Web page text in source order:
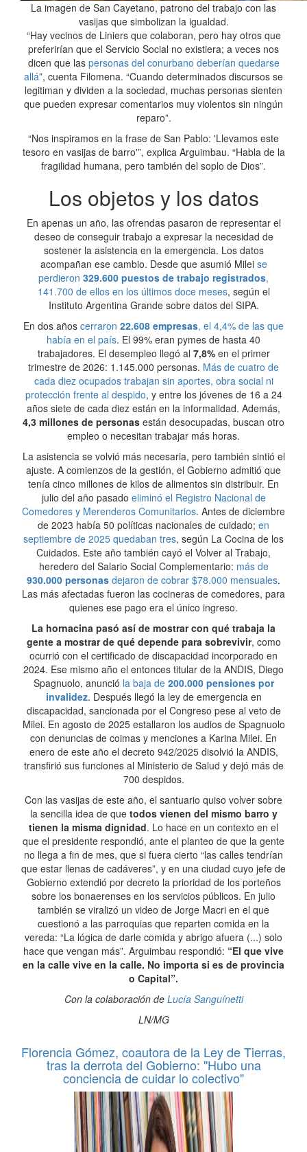
La imagen de San Cayetano, patrono del trabajo con las
vasijas que simbolizan la igualdad.
“Hay vecinos de Liniers que colaboran, pero hay otros que
preferirían que el Servicio Social no existiera; a veces nos
dicen que las personas del conurbano deberían quedarse
allá”, cuenta Filomena. “Cuando determinados discursos se
legitiman y dividen a la sociedad, muchas personas sienten
que pueden expresar comentarios muy violentos sin ningún
reparo”.
“Nos inspiramos en la frase de San Pablo: 'Llevamos este
tesoro en vasijas de barro'”, explica Arguimbau. “Habla de la
fragilidad humana, pero también del soplo de Dios”.
Los objetos y los datos
En apenas un año, las ofrendas pasaron de representar el
deseo de conseguir trabajo a expresar la necesidad de
sostener la asistencia en la emergencia. Los datos
acompañan ese cambio. Desde que asumió Milei se
perdieron 329.600 puestos de trabajo registrados,
141.700 de ellos en los últimos doce meses, según el
Instituto Argentina Grande sobre datos del SIPA.
En dos años cerraron 22.608 empresas, el 4,4% de las que
había en el país. El 99% eran pymes de hasta 40
trabajadores. El desempleo llegó al 7,8%en el primer
trimestre de 2026: 1.145.000 personas. Más de cuatro de
cada diez ocupados trabajan sin aportes, obra social ni
protección frente al despido, y entre los jóvenes de 16 a 24
años siete de cada diez están en la informalidad. Además,
4,3 millones de personas están desocupadas, buscan otro
empleo o necesitan trabajar más horas.
La asistencia se volvió más necesaria, pero también sintió el
ajuste. A comienzos de la gestión, el Gobierno admitió que
tenía cinco millones de kilos de alimentos sin distribuir. En
julio del año pasado eliminó el Registro Nacional de
Comedores y Merenderos Comunitarios. Antes de diciembre
de 2023 había 50 políticas nacionales de cuidado; en
septiembre de 2025 quedaban tres, según La Cocina de los
Cuidados. Este año también cayó el Volver al Trabajo,
heredero del Salario Social Complementario: más de
930.000 personas dejaron de cobrar $78.000 mensuales.
Las más afectadas fueron las cocineras de comedores, para
quienes ese pago era el único ingreso.
La hornacina pasó así de mostrar con qué trabaja la
gente a mostrar de qué depende para sobrevivir, como
ocurrió con el certificado de discapacidad incorporado en
2024. Ese mismo año el entonces titular de la ANDIS, Diego
Spagnuolo, anunció la baja de 200.000 pensiones por
invalidez. Después llegó la ley de emergencia en
discapacidad, sancionada por el Congreso pese al veto de
Milei. En agosto de 2025 estallaron los audios de Spagnuolo
con denuncias de coimas y menciones a Karina Milei. En
enero de este año el decreto 942/2025 disolvió la ANDIS,
transfirió sus funciones al Ministerio de Salud y dejó más de
700 despidos.
Con las vasijas de este año, el santuario quiso volver sobre
la sencilla idea de que todos vienen del mismo barro y
tienen la misma dignidad. Lo hace en un contexto en el
que el presidente respondió, ante el planteo de que la gente
no llega a fin de mes, que si fuera cierto “las calles tendrían
que estar llenas de cadáveres”, y en una ciudad cuyo jefe de
Gobierno extendió por decreto la prioridad de los porteños
sobre los bonaerenses en los servicios públicos. En julio
también se viralizó un video de Jorge Macri en el que
cuestionó a las parroquias que reparten comida en la
vereda: “La lógica de darle comida y abrigo afuera (...) solo
hace que vengan más”. Arguimbau respondió: “El que vive
en la calle vive en la calle. No importa si es de provincia
o Capital”.
Con la colaboración de Lucía Sanguínetti
LN/MG
Florencia Gómez, coautora de la Ley de Tierras,
tras la derrota del Gobierno: "Hubo una
conciencia de cuidar lo colectivo"